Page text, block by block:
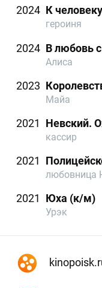
2024 К
героиня
2024 В любовь
Алиса
2023
Майа
2021 Невский.
кассир
2021
любовница
2021 Юха (к/м)
Урэк